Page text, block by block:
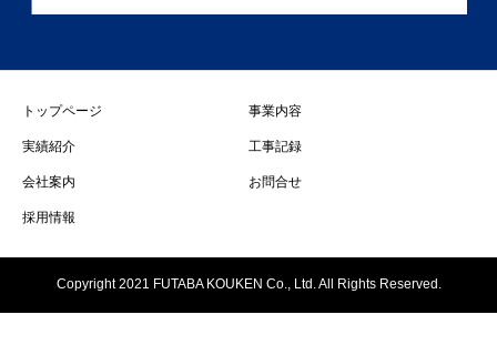
トップページ 事業内容
実績紹介 工事記録
会社案内 お問合せ
採用情報
Copyright 2021 FUTABA KOUKEN Co., Ltd. All Rights Reserved.